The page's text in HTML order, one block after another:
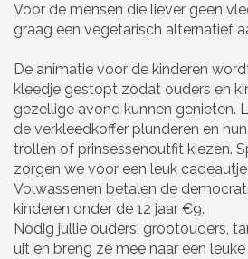
Voor de mensen die liever geen
graag een vegetarisch alternatief
De animatie voor de kinderen
kleedje gestopt zodat ouders en
gezellige avond kunnen genieten.
de verkleedkoffer plunderen en
trollen of prinsessenoutfit kiezen.
zorgen we voor een leuk
Volwassenen betalen de
kinderen onder de 12 jaar €9.
Nodig jullie ouders, grootouders,
uit en breng ze mee naar een